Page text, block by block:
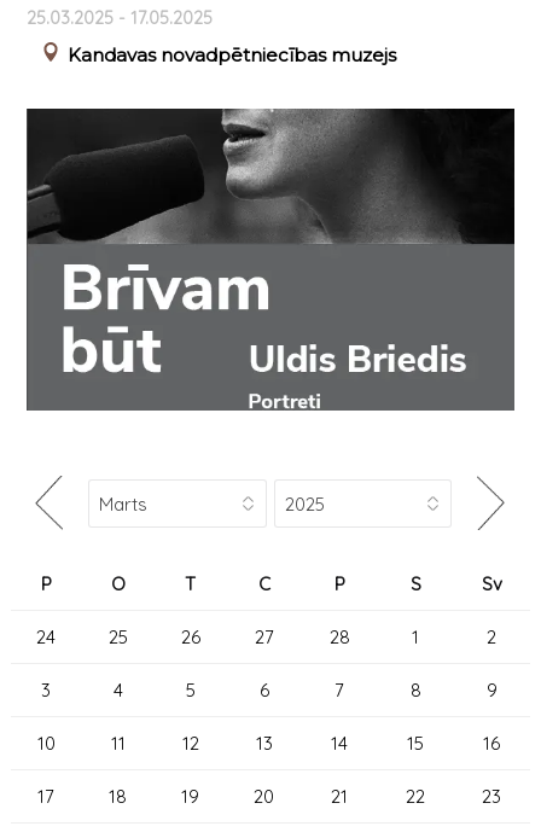
25.03.2025 - 17.05.2025
Kandavas novadpētniecības muzejs
P O T C P S Sv
24 25 26 27 28 1 2
3 4 5 6 7 8 9
10 11 12 13 14 15 16
17 18 19 20 21 22 23